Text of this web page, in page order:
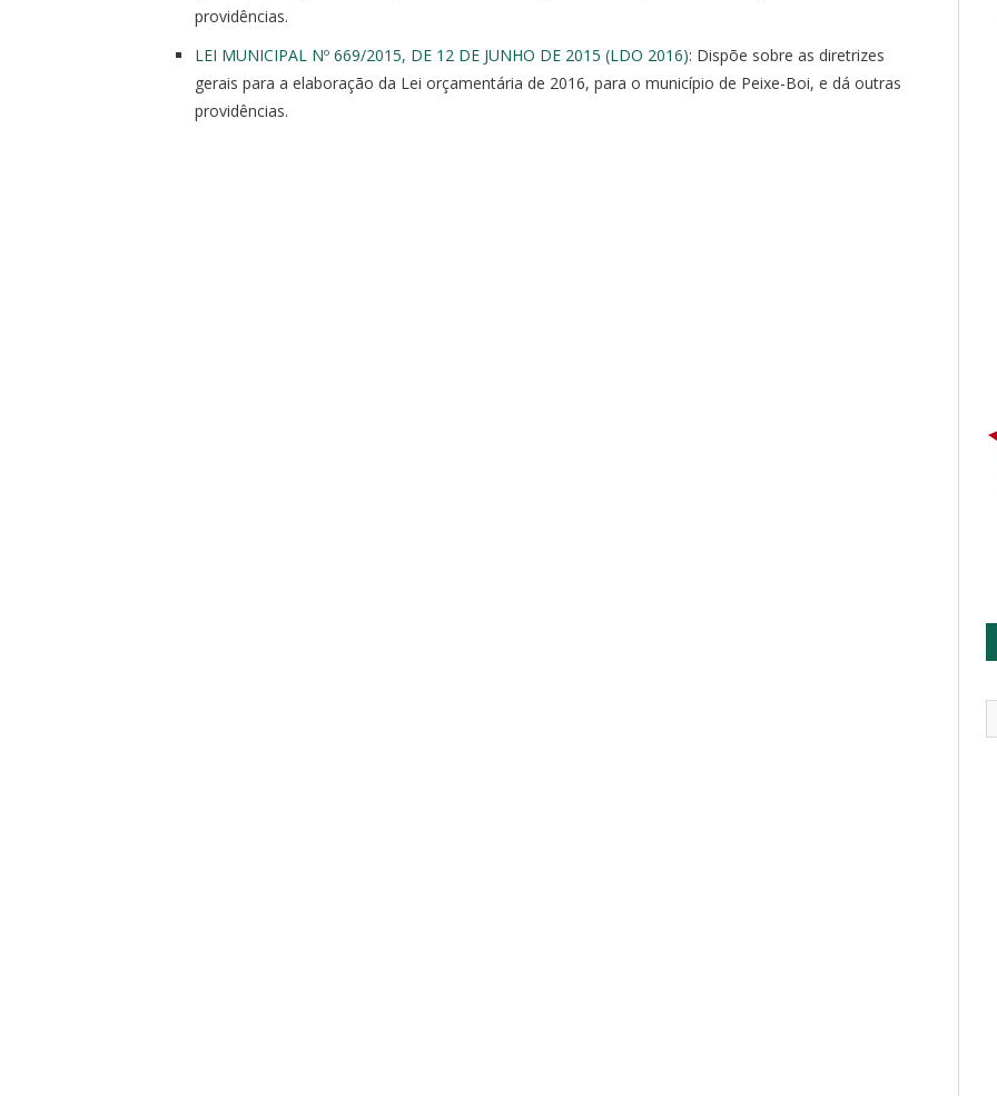
providências.
LEI MUNICIPAL Nº 669/2015, DE 12 DE JUNHO DE 2015 (LDO 2016): Dispõe sobre as diretrizes
gerais para a elaboração da Lei orçamentária de 2016, para o município de Peixe-Boi, e dá outras
providências.